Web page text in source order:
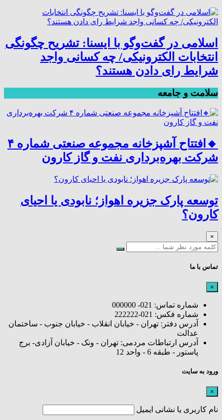
اسلامی در گفت‌وگو با ایسنا: تشریح چگونگی
انتخابات الکترونیکی/ چه کسانی واجد
شرایط رای دادن هستند؟
سلامت و جامعه
🔸افتتاح آشپزخانه مجموعه صنعتی شماره ۴
شرکت بهره‌برداری نفت و گاز کارون
توسعه پارک جزیره اهواز؛ نابودی یا احیای
کارون؟
×
تماس با ما
×
شماره تماس: 021- 000000
شماره فکس: 021-222222
آدرس دفتر: تهران - خیابان انقلاب - خیابان جنوب - ساختمان
عدالت
آدرس ارتباطات مردمی: تهران - ونک - خیابان آزادی- برج
پاستور - طبقه 6 - واحد 12
ورود به سایت
×
نام کاربری یا نشانی ایمیل